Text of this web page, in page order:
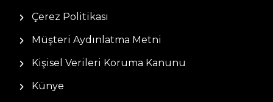
Çerez Politikası
Müşteri Aydınlatma Metni
Kişisel Verileri Koruma Kanunu
Künye